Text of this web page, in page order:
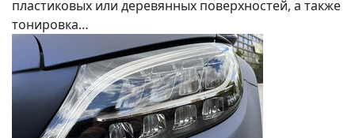
пластиковых или деревянных поверхностей, а также
тонировка…